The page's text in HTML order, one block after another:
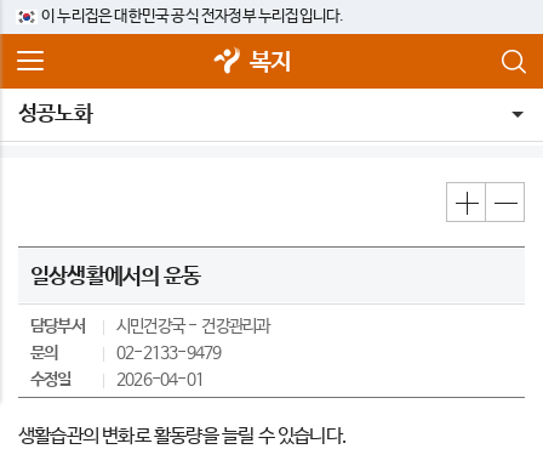
이 누리집은 대한민국 공식 전자정부 누리집입니다.
복지
성공노화
일상생활에서의 운동
담당부서 시민건강국
건강관리과
문의
02-2133-9479
수정일
2026-04-01
생활습관의 변화로 활동량을 늘릴 수 있습니다.